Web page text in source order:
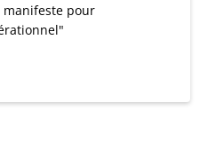
manifeste pour